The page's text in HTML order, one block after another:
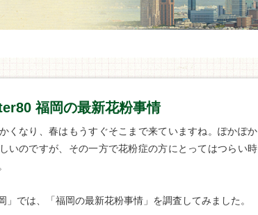
福岡の最新花粉事情
くなり、春はもうすぐそこまで来ていますね。ぽかぽか
いのですが、その一方で花粉症の方にとってはつらい時
」では、「福岡の最新花粉事情」を調査してみました。